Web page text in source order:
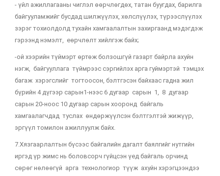
- үйл ажиллагааны чиглэл өөрчлөгдөх, татан буугдах, барилга
байгууламжийг бусдад шилжүүлэх, хөлслүүлэх, түрээслүүлэх
зэрэг тохиолдолд тухайн хамгаалалтын захиргаанд мэдэгдэж
гэрээнд нэмэлт, еөрчлөлт хийлгэж байх;
-ой хээрийн түймэрт өртөж болзошгүй газарт байрла ахуйн
нэгж, байгууллага түймрээс сэргийлэх арга гуймэртэй тэмцэх
багаж хэрэгслийг тогтоосон, бэлтгэсэн байхаас гадна жил
бүрийн 4 дүгээр сарын1-нээс 6 дугаар сарын 1, 8 дугаар
сарын 20-ноос 10 дугаар сарын хооронд байгаль
хамгаалагчдад туслах өндөржүүлсэн бэлтгэлтэй жижүүр,
эргүүл томилон ажиллуулж байх.
7.Хязгаарлалтын бүсээс байгалийн дагалт баялгийг нутгийн
иргэд үр жимс нь боловсорч гүйцсэн үед байгаль орчинд
сөрөг нөлөөгүй арга технологиор түүж ахуйн хэрэгцээндээ